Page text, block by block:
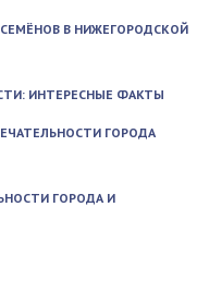
В НИЖЕГОРОДСКОЙ
ИНТЕРЕСНЫЕ ФАКТЫ
ГОРОДА
ГОРОДА И